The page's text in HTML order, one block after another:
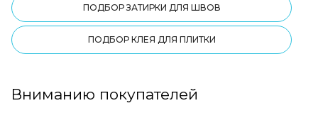
ПОДБОР ЗАТИРКИ ДЛЯ ШВОВ
ПОДБОР КЛЕЯ ДЛЯ ПЛИТКИ
Вниманию покупателей